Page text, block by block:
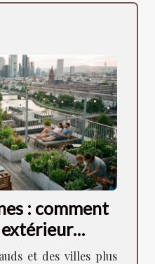
: comment
extérieur
villeet des villes plus